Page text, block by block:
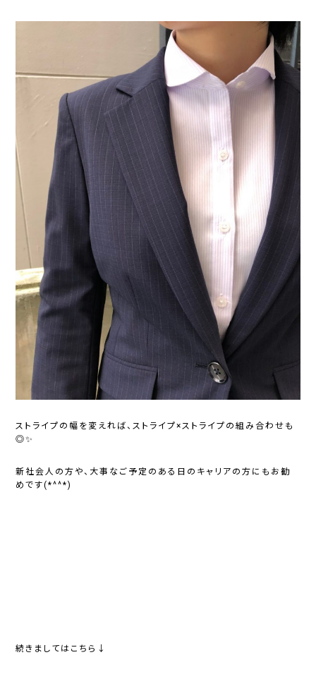
ストライプの幅を変えれば、ストライプ×ストライプの組み合わせも
◎✨
新社会人の方や、大事なご予定のある日のキャリアの方にもお勧
めです(*^^*)
続きましてはこちら↓